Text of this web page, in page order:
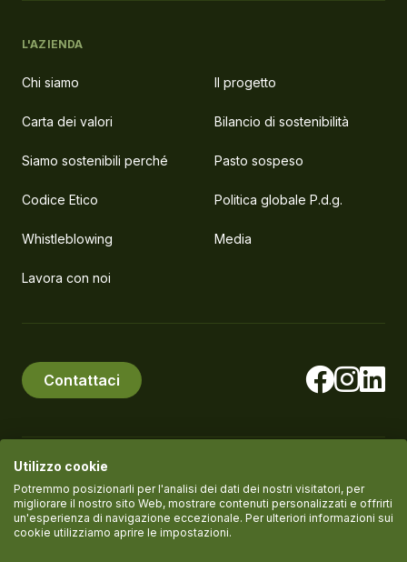
L'AZIENDA
Chi siamo Il progetto
Carta dei valori Bilancio di sostenibilità
Siamo sostenibili perché Pasto sospeso
Codice Etico Politica globale P.d.g.
Whistleblowing Media
Lavora con noi
Contattaci
© PlanEat S.r.l. Società Benefit P.IVA IT11061420961
Termini del servizio
Utilizzo cookie
Potremmo posizionarli per l'analisi dei dati dei nostri visitatori, per
migliorare il nostro sito Web, mostrare contenuti personalizzati e offrirti
un'esperienza di navigazione eccezionale. Per ulteriori informazioni sui
cookie utilizziamo aprire le impostazioni.